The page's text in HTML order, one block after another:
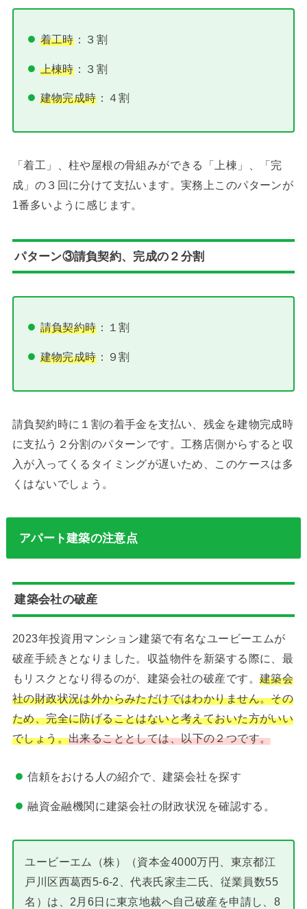
着工時：３割
上棟時：３割
建物完成時：４割
「着工」、柱や屋根の骨組みができる「上棟」、「完
成」の３回に分けて支払います。実務上このパターンが
1番多いように感じます。
パターン③請負契約、完成の２分割
請負契約時：１割
建物完成時：９割
請負契約時に１割の着手金を支払い、残金を建物完成時
に支払う２分割のパターンです。工務店側からすると収
入が入ってくるタイミングが遅いため、このケースは多
くはないでしょう。
アパート建築の注意点
建築会社の破産
2023年投資用マンション建築で有名なユービーエムが
破産手続きとなりました。収益物件を新築する際に、最
もリスクとなり得るのが、建築会社の破産です。 建築会
社の財政状況は外からみただけではわかりません。その
ため、完全に防げることはないと考えておいた方がいい
でしょう。出来ることとしては、以下の２つです。
信頼をおける人の紹介で、建築会社を探す
融資金融機関に建築会社の財政状況を確認する。
ユービーエム（株）（資本金4000万円、東京都江
戸川区西葛西5-6-2、代表氏家圭二氏、従業員数55
名）は、2月6日に東京地裁へ自己破産を申請し、8